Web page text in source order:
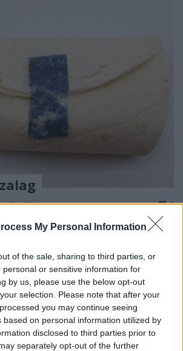
My Personal Information
of the sale, sharing to third parties, or
personal or sensitive information for
by us, please use the below opt-out
selection. Please note that after your
you may continue seeing
based on personal information utilized by
disclosed to third parties prior to
separately opt-out of the further
18. 0
egyetemről hatalmas
zavarta őket, hogy kiesik belőle a